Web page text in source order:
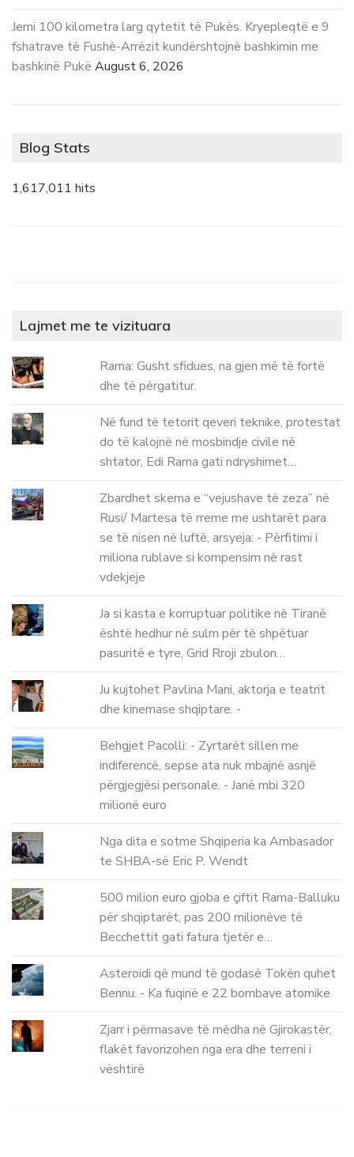
Jemi 100 kilometra larg qytetit të Pukës. Kryepleqtë e 9
fshatrave të Fushë-Arrëzit kundërshtojnë bashkimin me
bashkinë Pukë August 6, 2026
Blog Stats
1,617,011 hits
Lajmet me te vizituara
Rama: Gusht sfidues, na gjen më të fortë
dhe të përgatitur.
Në fund të tetorit qeveri teknike, protestat
do të kalojnë në mosbindje civile në
shtator, Edi Rama gati ndryshimet…
Zbardhet skema e “vejushave të zeza” në
Rusi/ Martesa të rreme me ushtarët para
se të nisen në luftë, arsyeja: - Përfitimi i
miliona rublave si kompensim në rast
vdekjeje
Ja si kasta e korruptuar politike në Tiranë
është hedhur në sulm për të shpëtuar
pasuritë e tyre, Grid Rroji zbulon…
Ju kujtohet Pavlina Mani, aktorja e teatrit
dhe kinemase shqiptare. -
Behgjet Pacolli: - Zyrtarët sillen me
indiferencë, sepse ata nuk mbajnë asnjë
përgjegjësi personale. - Janë mbi 320
milionë euro
Nga dita e sotme Shqiperia ka Ambasador
te SHBA-së Eric P. Wendt
500 milion euro gjoba e çiftit Rama-Balluku
për shqiptarët, pas 200 milionëve të
Becchettit gati fatura tjetër e…
Asteroidi që mund të godasë Tokën quhet
Bennu. - Ka fuqinë e 22 bombave atomike
Zjarr i përmasave të mëdha në Gjirokastër,
flakët favorizohen nga era dhe terreni i
vështirë